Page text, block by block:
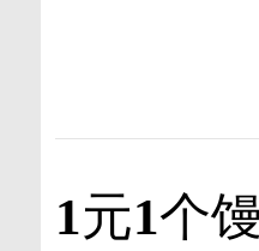
1元1个